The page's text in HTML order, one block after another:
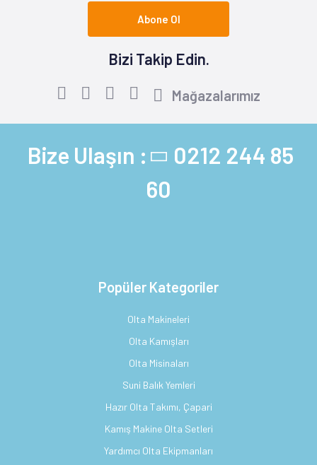
Abone Ol
Bizi Takip Edin.
Mağazalarımız
Bize Ulaşın : 0212 244 85
60
Popüler Kategoriler
Olta Makineleri
Olta Kamışları
Olta Misinaları
Suni Balık Yemleri
Hazır Olta Takımı, Çapari
Kamış Makine Olta Setleri
Yardımcı Olta Ekipmanları